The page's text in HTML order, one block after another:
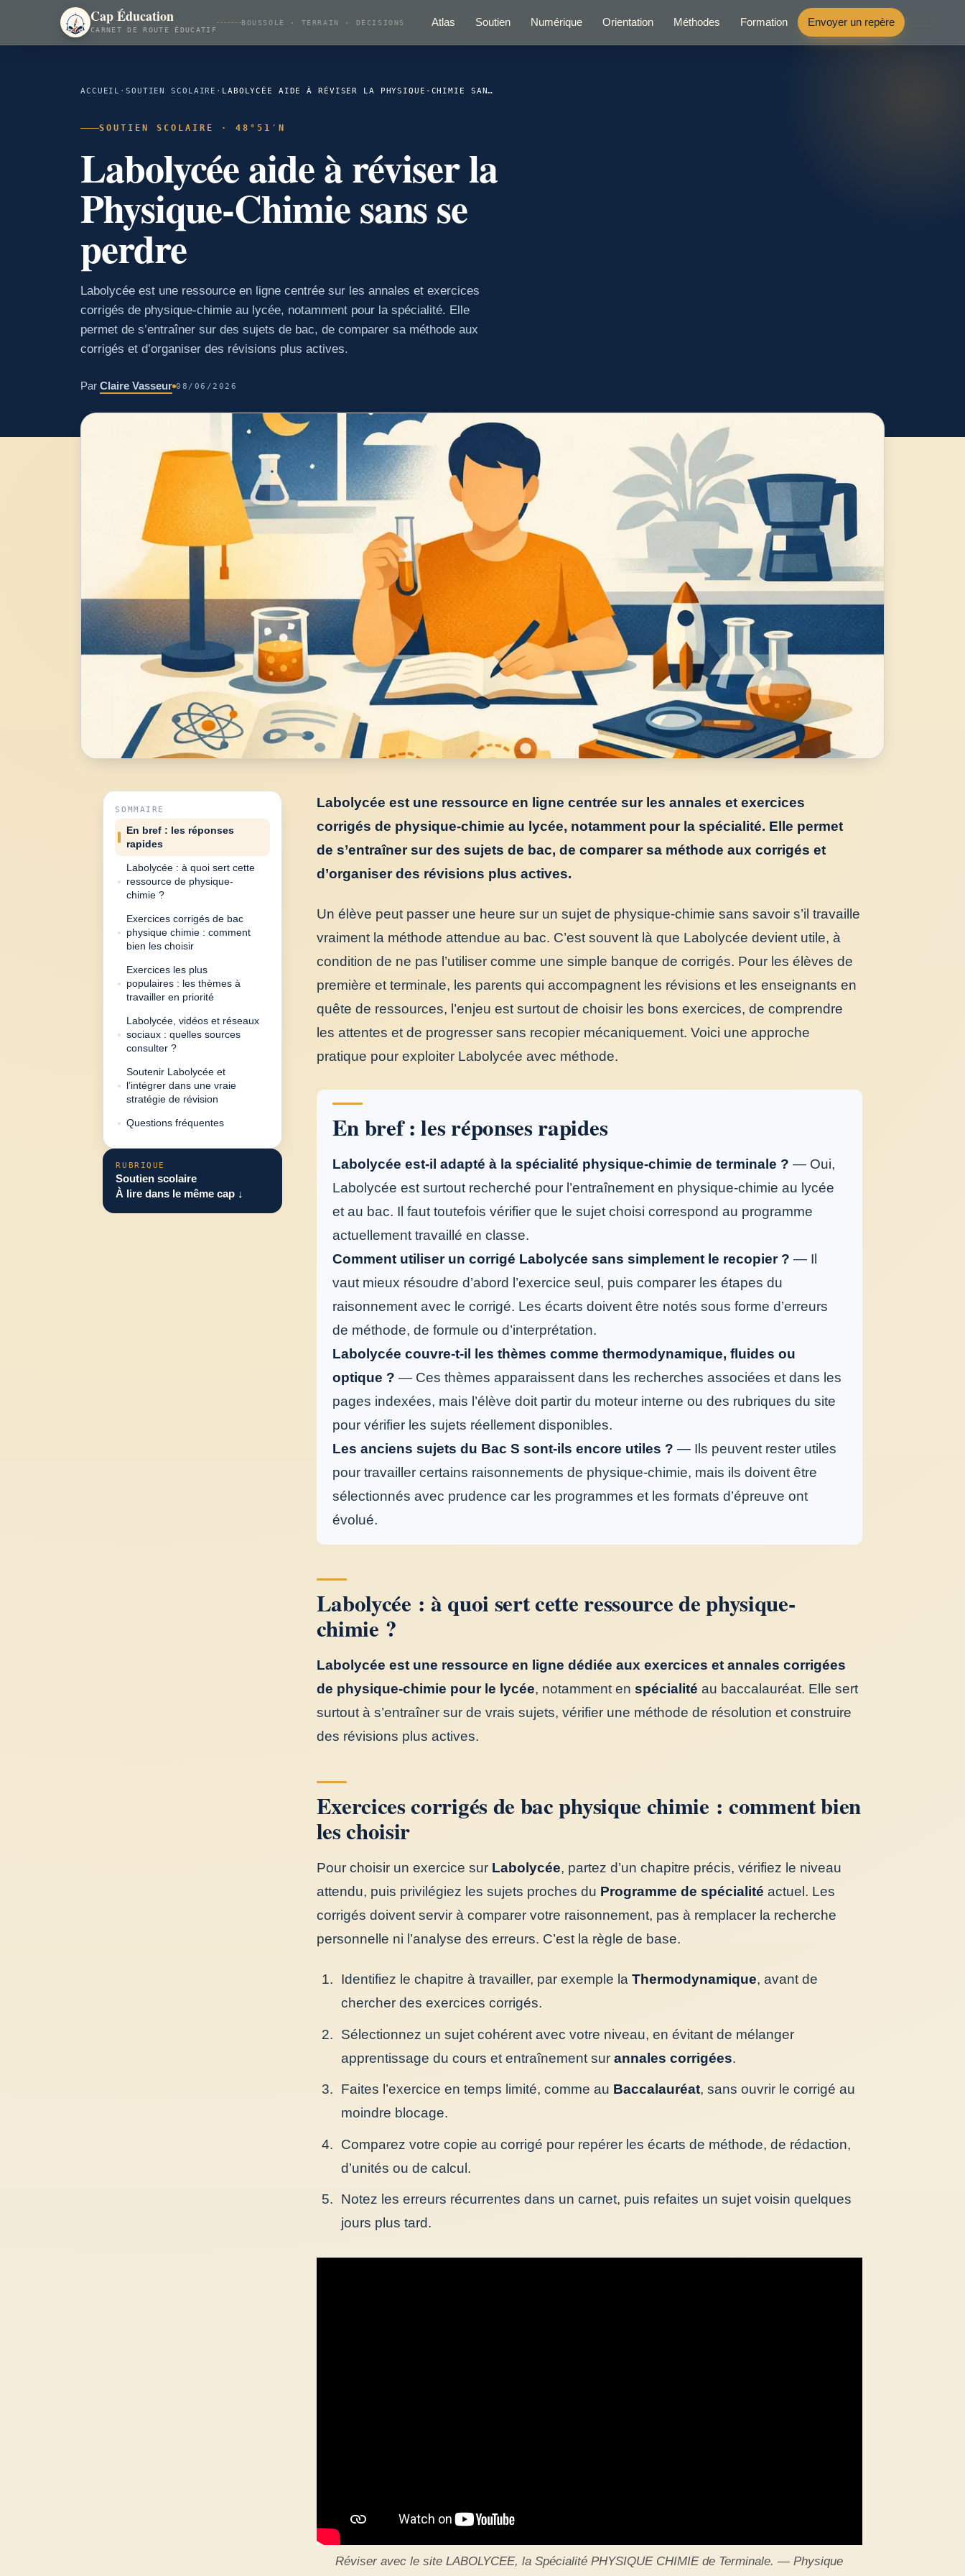
Cap Éducation
CARNET DE ROUTE ÉDUCATIF
BOUSSOLE · TERRAIN · DÉCISIONS Atlas Soutien Numérique Orientation Méthodes Formation Envoyer un repère
ACCUEIL ·SOUTIEN SCOLAIRE · LABOLYCÉE AIDE À RÉVISER LA PHYSIQUE-CHIMIE SANS SE PERDRE
SOUTIEN SCOLAIRE · 48°51′N
Labolycée aide à réviser la
Physique-Chimie sans se
perdre
Labolycée est une ressource en ligne centrée sur les annales et exercices
corrigés de physique-chimie au lycée, notamment pour la spécialité. Elle
permet de s’entraîner sur des sujets de bac, de comparer sa méthode aux
corrigés et d’organiser des révisions plus actives.
Par Claire Vasseur 08/06/2026
SOMMAIRE
En bref : les réponses
rapides
Labolycée : à quoi sert cette
ressource de physique-
chimie ?
Exercices corrigés de bac
physique chimie : comment
bien les choisir
Exercices les plus
populaires : les thèmes à
travailler en priorité
Labolycée, vidéos et réseaux
sociaux : quelles sources
consulter ?
Soutenir Labolycée et
l’intégrer dans une vraie
stratégie de révision
Questions fréquentes
RUBRIQUE
Soutien scolaire
À lire dans le même cap ↓
Labolycée est une ressource en ligne centrée sur les annales et exercices
corrigés de physique-chimie au lycée, notamment pour la spécialité. Elle permet
de s’entraîner sur des sujets de bac, de comparer sa méthode aux corrigés et
d’organiser des révisions plus actives.
Un élève peut passer une heure sur un sujet de physique-chimie sans savoir s’il travaille
vraiment la méthode attendue au bac. C’est souvent là que Labolycée devient utile, à
condition de ne pas l’utiliser comme une simple banque de corrigés. Pour les élèves de
première et terminale, les parents qui accompagnent les révisions et les enseignants en
quête de ressources, l’enjeu est surtout de choisir les bons exercices, de comprendre
les attentes et de progresser sans recopier mécaniquement. Voici une approche
pratique pour exploiter Labolycée avec méthode.
En bref : les réponses rapides
Labolycée est-il adapté à la spécialité physique-chimie de terminale ? — Oui,
Labolycée est surtout recherché pour l’entraînement en physique-chimie au lycée
et au bac. Il faut toutefois vérifier que le sujet choisi correspond au programme
actuellement travaillé en classe.
Comment utiliser un corrigé Labolycée sans simplement le recopier ? — Il
vaut mieux résoudre d’abord l’exercice seul, puis comparer les étapes du
raisonnement avec le corrigé. Les écarts doivent être notés sous forme d’erreurs
de méthode, de formule ou d’interprétation.
Labolycée couvre-t-il les thèmes comme thermodynamique, fluides ou
optique ? — Ces thèmes apparaissent dans les recherches associées et dans les
pages indexées, mais l’élève doit partir du moteur interne ou des rubriques du site
pour vérifier les sujets réellement disponibles.
Les anciens sujets du Bac S sont-ils encore utiles ? — Ils peuvent rester utiles
pour travailler certains raisonnements de physique-chimie, mais ils doivent être
sélectionnés avec prudence car les programmes et les formats d’épreuve ont
évolué.
Labolycée : à quoi sert cette ressource de physique-
chimie ?
Labolycée est une ressource en ligne dédiée aux exercices et annales corrigées
de physique-chimie pour le lycée, notamment en spécialité au baccalauréat. Elle sert
surtout à s’entraîner sur de vrais sujets, vérifier une méthode de résolution et construire
des révisions plus actives.
Exercices corrigés de bac physique chimie : comment bien
les choisir
Pour choisir un exercice sur Labolycée, partez d’un chapitre précis, vérifiez le niveau
attendu, puis privilégiez les sujets proches du Programme de spécialité actuel. Les
corrigés doivent servir à comparer votre raisonnement, pas à remplacer la recherche
personnelle ni l’analyse des erreurs. C’est la règle de base.
Identifiez le chapitre à travailler, par exemple la Thermodynamique, avant de
chercher des exercices corrigés.
Sélectionnez un sujet cohérent avec votre niveau, en évitant de mélanger
apprentissage du cours et entraînement sur annales corrigées.
Faites l’exercice en temps limité, comme au Baccalauréat, sans ouvrir le corrigé au
moindre blocage.
Comparez votre copie au corrigé pour repérer les écarts de méthode, de rédaction,
d’unités ou de calcul.
Notez les erreurs récurrentes dans un carnet, puis refaites un sujet voisin quelques
jours plus tard.
Réviser avec le site LABOLYCEE, la Spécialité PHYSIQUE CHIMIE de Terminale. — Physique